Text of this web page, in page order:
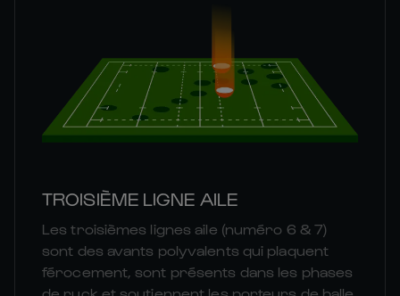
TROISIÈME LIGNE AILE
Les troisièmes lignes aile (numéro 6 & 7)
sont des avants polyvalents qui plaquent
férocement, sont présents dans les phases